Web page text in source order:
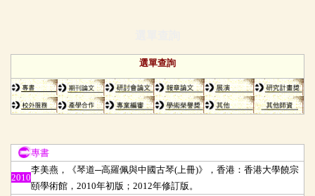
選單查詢
專書
2010
李美燕，《琴道─高羅佩與中國古琴(上冊)》，香港：香港大學饒宗
頤學術館，2010年初版；2012年修訂版。